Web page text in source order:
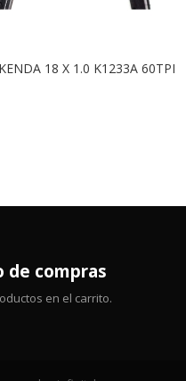
18 X 1.0 K1233A 60TPI
de compras
en el carrito.